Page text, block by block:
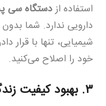
استفاده ازدستگاه سی
دارویی ندارد. شما
شیمیایی، تنها با
خود را اصلاح می‌کنید.
۳. بهبود کیفیت زندگی و سلامت قلب